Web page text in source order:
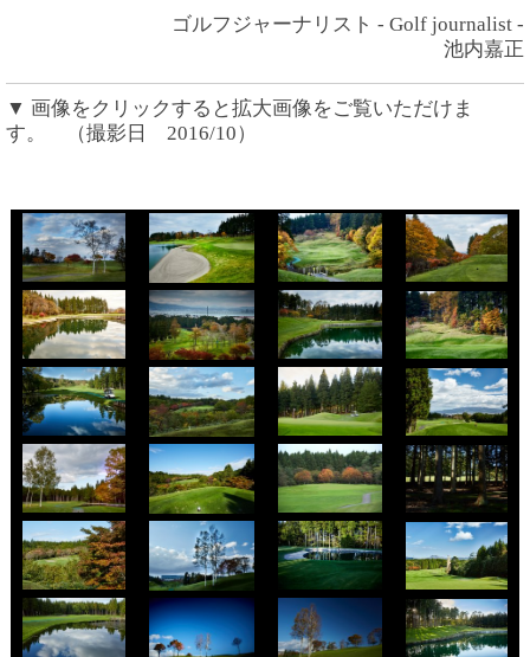
ゴルフジャーナリスト - Golf journalist -
池内嘉正
▼ 画像をクリックすると拡大画像をご覧いただけま
す。 （撮影日 2016/10）